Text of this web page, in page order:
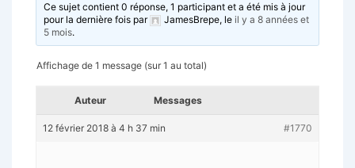
Ce sujet contient 0 réponse, 1 participant et a été mis à jour
pour la dernière fois par
JamesBrepe, leil y a 8 années et
5 mois.
Affichage de 1 message (sur 1 au total)
Auteur Messages
12 février 2018 à 4 h 37 min #1770